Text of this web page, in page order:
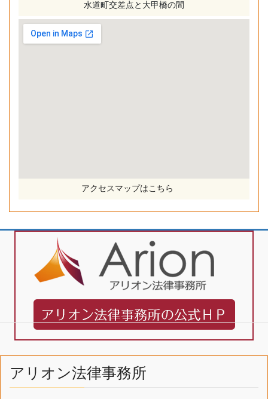
水道町交差点と大甲橋の間
アクセスマップはこちら
アリオン法律事務所